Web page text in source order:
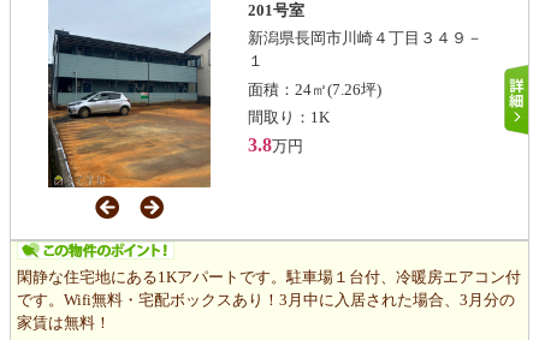
201号室
新潟県長岡市川崎４丁目３４９－
１
面積： 24㎡(7.26坪)
間取り： 1K
3.8万円
閑静な住宅地にある1Kアパートです。駐車場１台付、冷暖房エアコン付
です。Wifi無料・宅配ボックスあり！3月中に入居された場合、3月分の
家賃は無料！